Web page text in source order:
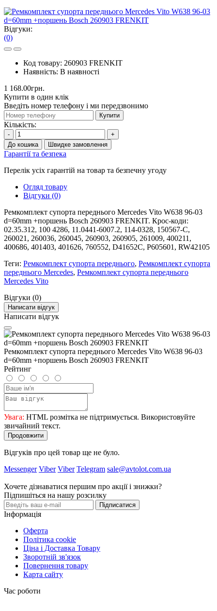
Відгуки:
(0)
Код товару: 260903 FRENKIT
Наявність: В наявності
1 168.00грн.
Купити в один клік
Введіть номер телефону і ми передзвонимо
Купити
Кількість:
-
+
До кошика
Швидке замовлення
Гарантії та безпека
Перелік усіх гарантій на товар та безпечну угоду
Огляд товару
Відгуки (0)
Ремкомплект супорта переднього Mercedes Vito W638 96-03
d=60mm +поршень Bosch 260903 FRENKIT. Крос-коди:
02.35.312, 100 4286, 11.0441-6007.2, 114-0328, 150567-C,
260021, 260036, 260045, 260903, 260905, 261009, 400211,
400686, 401403, 401626, 760552, D41652C, P605601, RW42105
Теги: Ремкомплект супорта переднього, Ремкомплект супорта
переднього Mercedes, Ремкомплект супорта переднього
Mercedes Vito
Відгуки (0)
Написати відгук
Написати відгук
Ремкомплект супорта переднього Mercedes Vito W638 96-03
d=60mm +поршень Bosch 260903 FRENKIT
Рейтинг
Увага: HTML розмітка не підтримується. Використовуйте
звичайний текст.
Продовжити
Відгуків про цей товар ще не було.
Messenger Viber Viber Telegram sale@avtolot.com.ua
Хочете дізнаватися першим про акції і знижки?
Підпишіться на нашу розсилку
Підписатися
Інформація
Оферта
Політика cookie
Ціна і Доставка Товару
Зворотній зв'язок
Повернення товару
Карта сайту
Час роботи